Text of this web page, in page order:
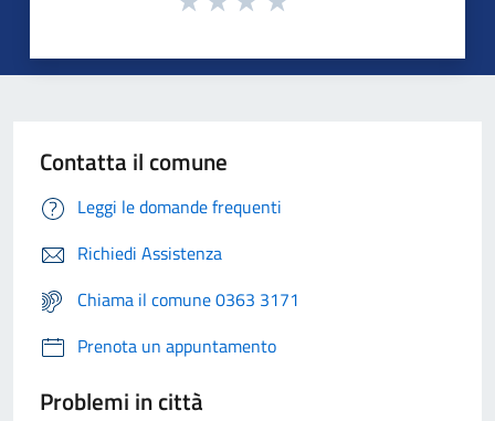
Contatta il comune
Leggi le domande frequenti
Richiedi Assistenza
Chiama il comune 0363 3171
Prenota un appuntamento
Problemi in città